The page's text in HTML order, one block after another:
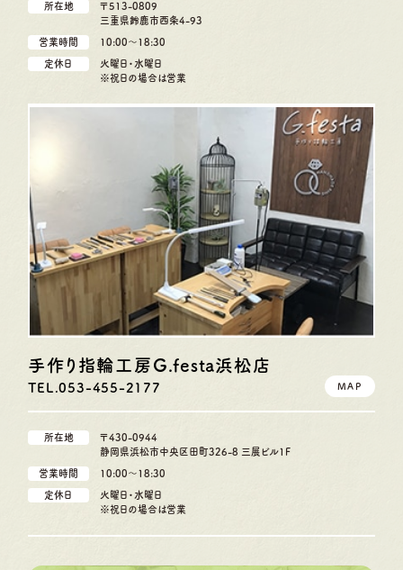
所在地
〒513-0809
三重県鈴鹿市西条4-93
営業時間 10:00〜18:30
定休日
火曜日・水曜日
※祝日の場合は営業
手作り指輪工房G.festa浜松店
TEL.053-455-2177 MAP
所在地
〒430-0944
静岡県浜松市中央区田町326-8 三展ビル1F
営業時間 10:00〜18:30
定休日
火曜日・水曜日
※祝日の場合は営業